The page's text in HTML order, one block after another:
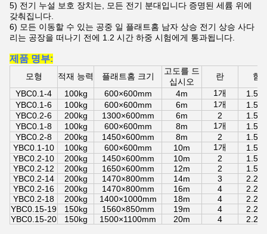
5) 전기 누설 보호 장치는, 모든 전기 분대입니다 증명된 세륨 위에
갖춰집니다.
6) 모든 이동할 수 있는 공중 일 플래트홈 남자 상승 전기 상승 사다
리는 공장을 떠나기 전에 1.2 시간 하중 시험에게 통과됩니다.
제품 명부:
모형 적재 능력 플래트홈 크기
고도를 드
십시오
란
힘
YBC0.1-4
100kg 600×600mm 4m 1개
YBC0.1-6
100kg 600×600mm 6m 1개
YBC0.2-6
200kg 1300×600mm 6m 2
YBC0.1-8
100kg 600×600mm 8m 1개
YBC0.2-8
200kg 1450×600mm 8m 2
YBC0.1-10
100kg 600×600mm 10m 1개
YBC0.2-10
200kg 1450×600mm 10m 2
YBC0.2-12
200kg 1650×600mm 12m 2
YBC0.2-14
200kg 1470×800mm 14m 3
YBC0.2-16
200kg 1470×800mm 16m 4
YBC0.2-18
200kg 1400×1000mm 18m 4
YBC0.15-19
150kg 1560×850mm 19m 4
YBC0.15-20
150kg 1500×1100mm 20m 4